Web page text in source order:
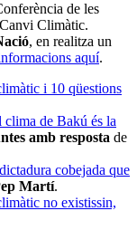
de les
Climàtic.
, en realitza un
aquí.
i 10 qüestions
clima de Bakú és la
amb resposta de
cobejada que
Martí.
no existissin,